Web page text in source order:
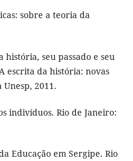
sobre a teoria da
história, seu passado e seu
escrita da história: novas
2011.
indivíduos. Rio de Janeiro:
Educação em Sergipe. Rio